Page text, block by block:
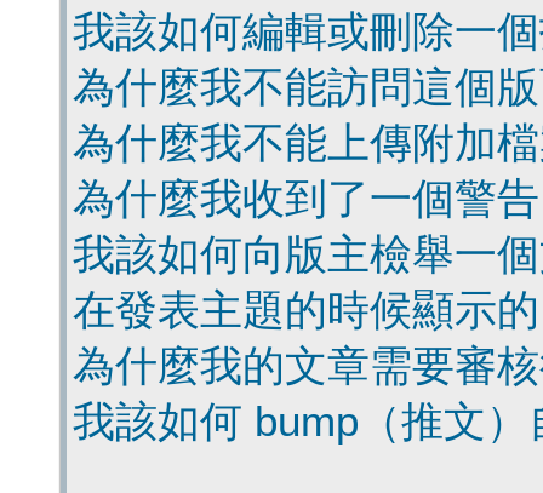
我該如何編輯或刪除一
為什麼我不能訪問這個
為什麼我不能上傳附加
為什麼我收到了一個警
我該如何向版主檢舉一
在發表主題的時候顯示
為什麼我的文章需要審
我該如何 bump（推文